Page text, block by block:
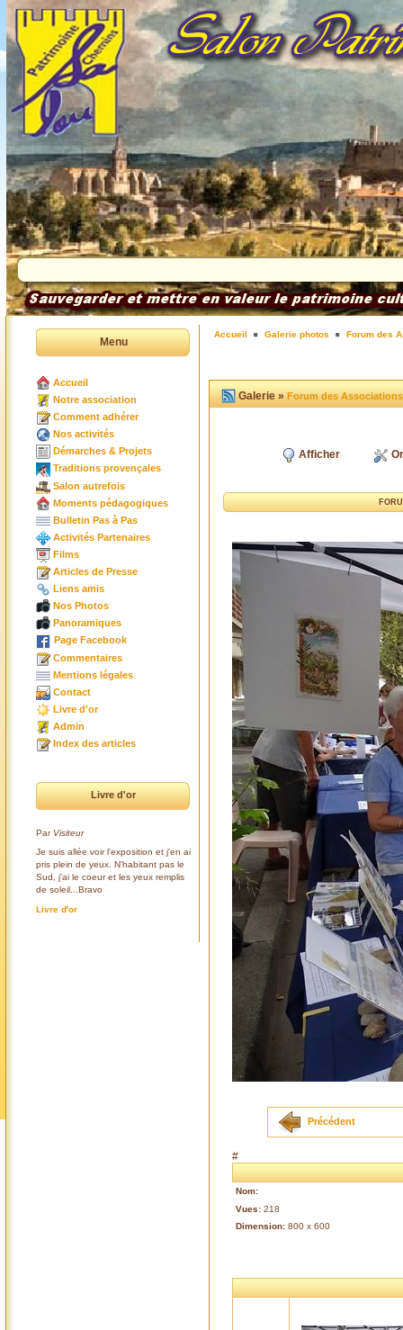
Menu
Accueil
Notre association
Comment adhérer
Nos activités
Démarches & Projets
Traditions provençales
Salon autrefois
Moments pédagogiques
Bulletin Pas à Pas
Activités Partenaires
Films
Articles de Presse
Liens amis
Nos Photos
Panoramiques
Page Facebook
Commentaires
Mentions légales
Contact
Livre d'or
Admin
Index des articles
Livre d'or
Par Visiteur
Je suis allée voir l'exposition et j'en ai
pris plein de yeux. N'habitant pas le
Sud, j'ai le coeur et les yeux remplis
de soleil...Bravo
Livre d'or
Accueil Galerie photos Forum des
Galerie »Forum des Associations
Afficher
Précédent
#
Nom:
Vues: 218
Dimension: 800 x 600